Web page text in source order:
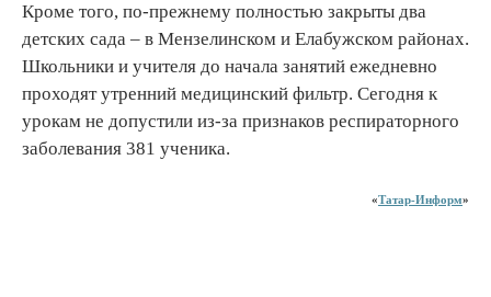
Кроме того, по-прежнему полностью закрыты два
детских сада – в Мензелинском и Елабужском районах.
Школьники и учителя до начала занятий ежедневно
проходят утренний медицинский фильтр. Сегодня к
урокам не допустили из-за признаков респираторного
заболевания 381 ученика.
«Татар-Информ»